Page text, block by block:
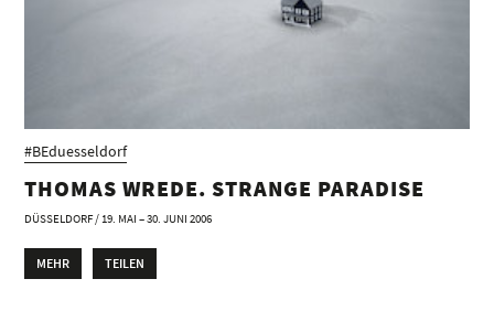
#BEduesseldorf
THOMAS WREDE. STRANGE PARADISE
DÜSSELDORF / 19. MAI – 30. JUNI 2006
MEHR TEILEN